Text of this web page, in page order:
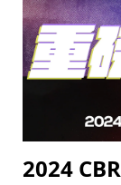
2024